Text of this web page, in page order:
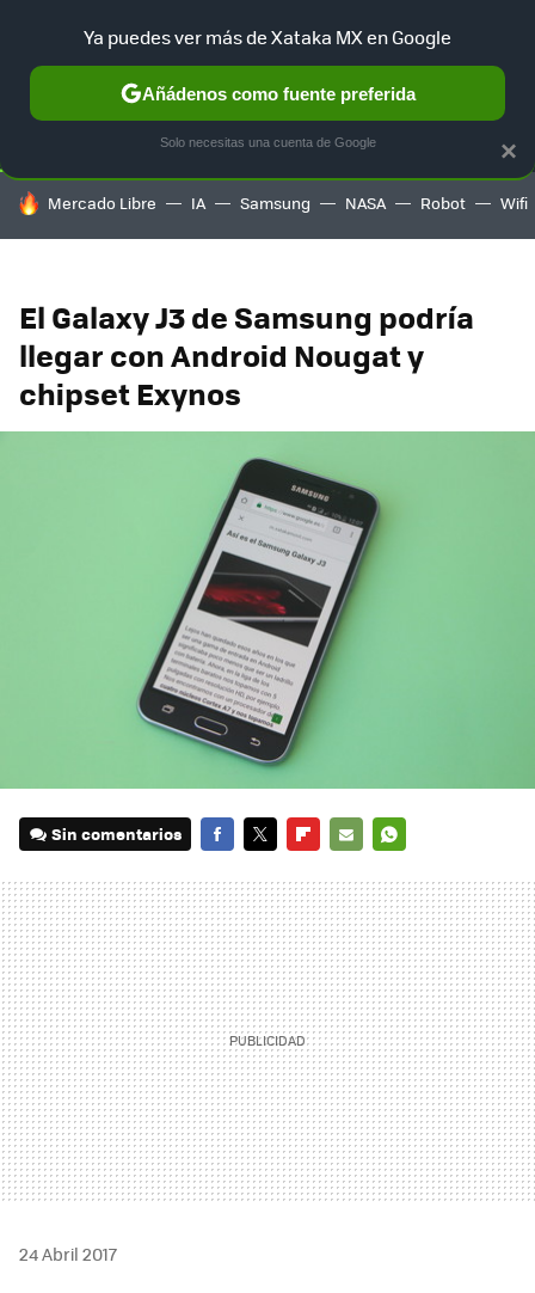
SELECCIÓN GAMING HOME AUTO TERRITORIO
HOY SE HABLA DE
Mercado Libre IA Samsung NASA Robot Wifi
El Galaxy J3 de Samsung podría
llegar con Android Nougat y
chipset Exynos
Sin comentarios
MAIL
24 Abril 2017
×
Ya puedes ver más de Xataka MX en Google
Añádenos como fuente preferida
Solo necesitas una cuenta de Google